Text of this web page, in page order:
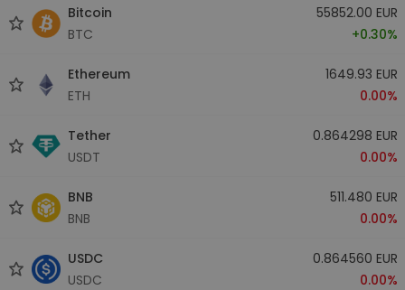
Bitcoin
BTC
55852.00 EUR
+0.30%
Ethereum
ETH
1649.93 EUR
0.00%
Tether
USDT
0.864298 EUR
0.00%
BNB
BNB
511.480 EUR
0.00%
USDC
USDC
0.864560 EUR
0.00%